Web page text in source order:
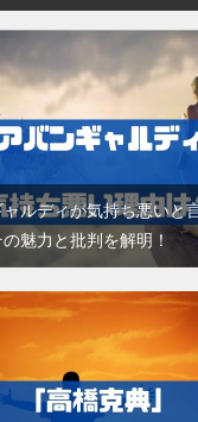
ャルディが気持ち悪いと
魅力と批判を解明！